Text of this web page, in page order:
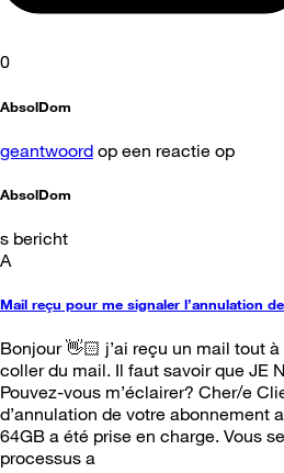
0
AbsolDom
geantwoord op een reactie op
AbsolDom
s bericht
A
Mail reçu pour me signaler l’annulation
Bonjour 👋🏻 j’ai reçu un mail tout
coller du mail. Il faut savoir que JE
Pouvez-vous m’éclairer? Cher/e
d’annulation de votre abonnement
64GB a été prise en charge. Vous
processus a